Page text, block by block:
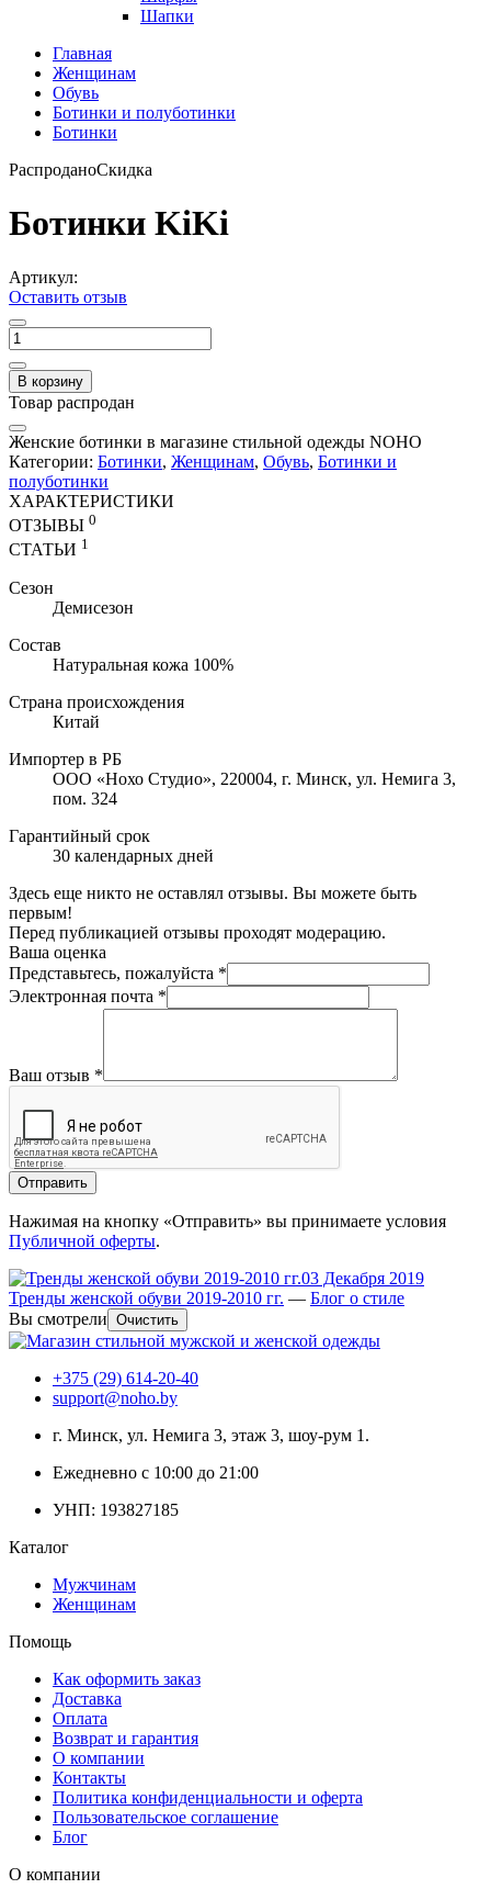
Шапки
Главная
Женщинам
Обувь
Ботинки и полуботинки
Ботинки
РаспроданоСкидка
Ботинки KiKi
Артикул:
Оставить отзыв
В корзину
Товар распродан
Женские ботинки в магазине стильной одежды NOHO
Категории: Ботинки, Женщинам, Обувь, Ботинки и
полуботинки
ХАРАКТЕРИСТИКИ
ОТЗЫВЫ 0
СТАТЬИ 1
Сезон
Демисезон
Состав
Натуральная кожа 100%
Страна происхождения
Китай
Импортер в РБ
ООО «Нохо Студио», 220004, г. Минск, ул. Немига 3,
пом. 324
Гарантийный срок
30 календарных дней
Здесь еще никто не оставлял отзывы. Вы можете быть
первым!
Перед публикацией отзывы проходят модерацию.
Ваша оценка
Представьтесь, пожалуйста *
Электронная почта *
Ваш отзыв *
Отправить
Нажимая на кнопку «Отправить» вы принимаете условия
Публичной оферты.
03 Декабря 2019
Тренды женской обуви 2019-2010 гг. — Блог о стиле
Вы смотрели Очистить
+375 (29) 614-20-40
support@noho.by
г. Минск, ул. Немига 3, этаж 3, шоу-рум 1.
Ежедневно с 10:00 до 21:00
УНП: 193827185
Каталог
Мужчинам
Женщинам
Помощь
Как оформить заказ
Доставка
Оплата
Возврат и гарантия
О компании
Контакты
Политика конфиденциальности и оферта
Пользовательское соглашение
Блог
О компании